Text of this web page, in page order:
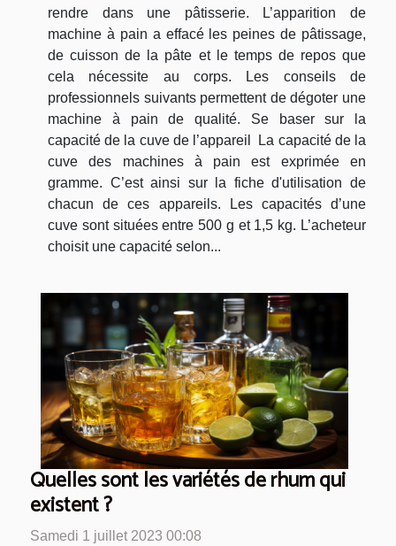
rendre dans une pâtisserie. L’apparition de
machine à pain a effacé les peines de pâtissage,
de cuisson de la pâte et le temps de repos que
cela nécessite au corps. Les conseils de
professionnels suivants permettent de dégoter une
machine à pain de qualité. Se baser sur la
capacité de la cuve de l’appareil La capacité de la
cuve des machines à pain est exprimée en
gramme. C’est ainsi sur la fiche d'utilisation de
chacun de ces appareils. Les capacités d’une
cuve sont situées entre 500 g et 1,5 kg. L’acheteur
choisit une capacité selon...
Quelles sont les variétés de rhum qui
existent ?
Samedi 1 juillet 2023 00:08